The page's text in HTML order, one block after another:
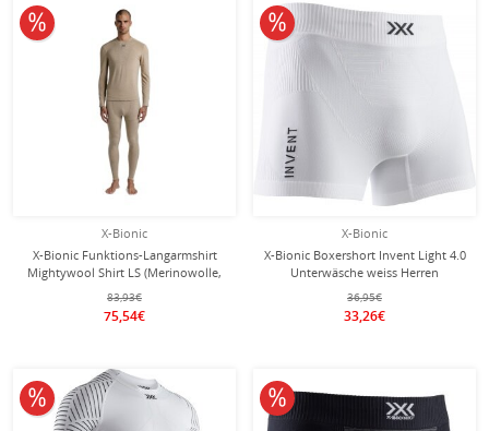
X-Bionic
X-Bionic Funktions-Langarmshirt
Mightywool Shirt LS (Merinowolle,
warm) sand/beige Herren
83,93€
75,54€
10% reduziert
X-Bionic
X-Bionic Boxershort Invent Light 4.0
Unterwäsche weiss Herren
36,95€
33,26€
10% reduziert
10% reduziert 10% reduziert